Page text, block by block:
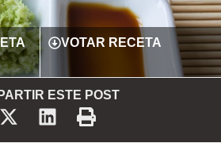
VOTAR RECETA
ESTE POST